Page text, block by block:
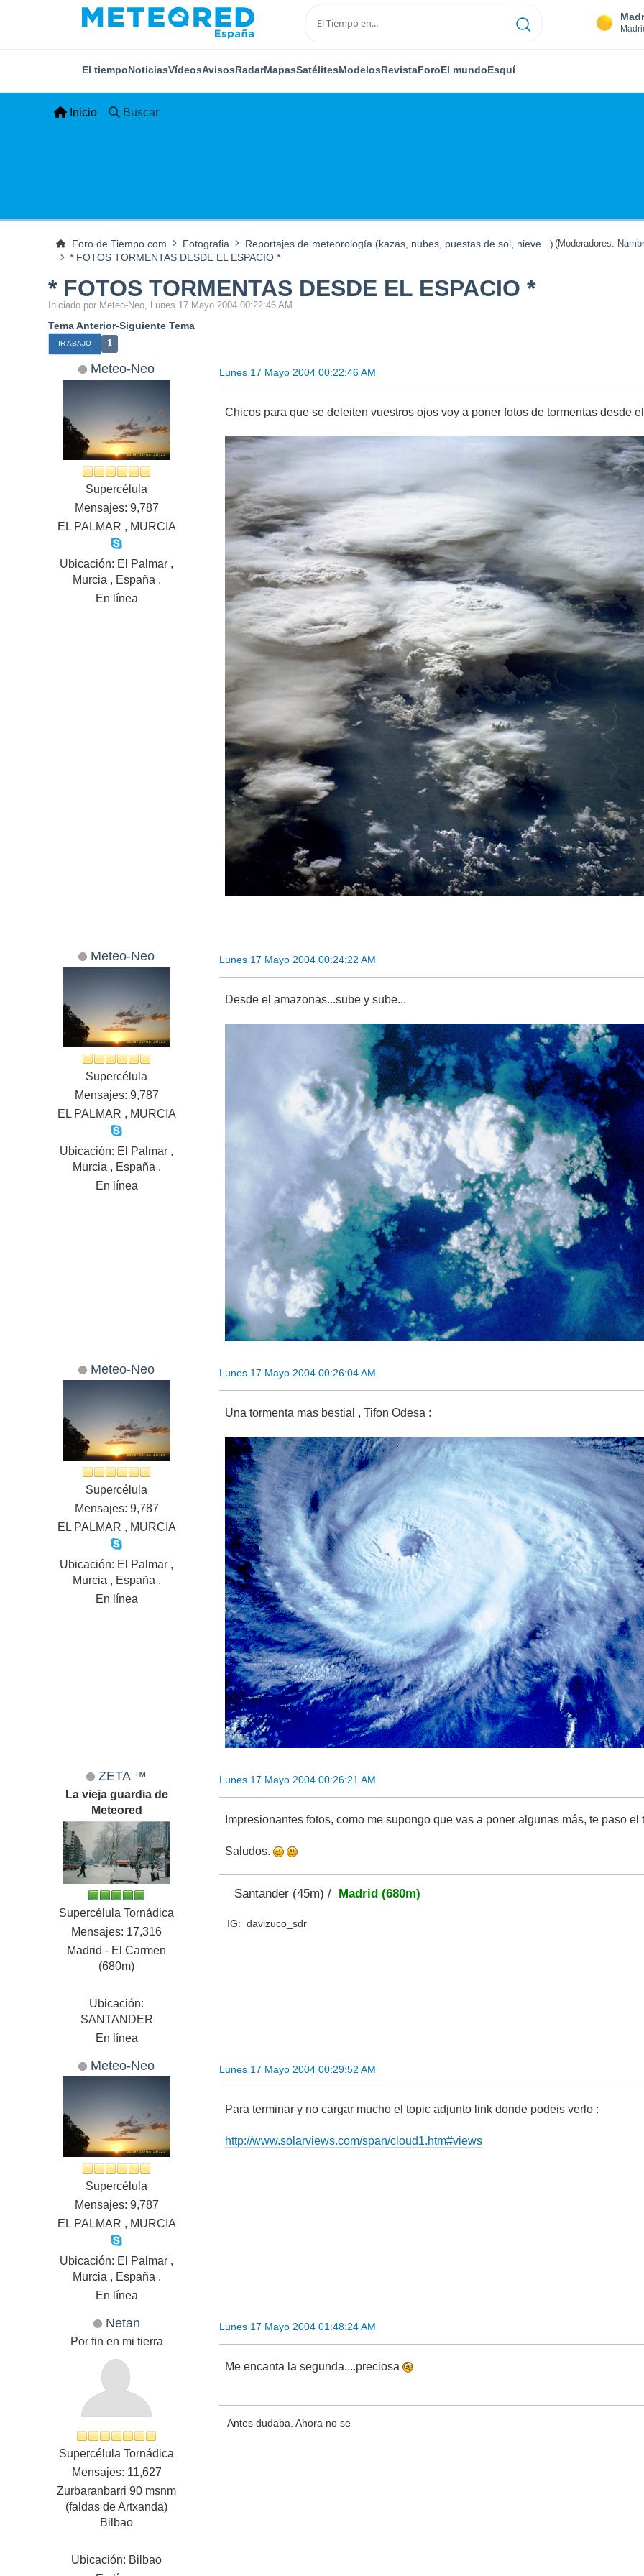
El tiempoNoticiasVídeosAvisosRadarMapasSatélitesModelosRevistaForoEl mundoEsquí
Inicio Buscar
Foro de Tiempo.com Fotografia Reportajes de meteorología (kazas, nubes, puestas de sol, nieve...) (Moderadores:
* FOTOS TORMENTAS DESDE EL ESPACIO *
* FOTOS TORMENTAS DESDE EL ESPACIO *
Iniciado por Meteo-Neo, Lunes 17 Mayo 2004 00:22:46 AM
Tema Anterior-Siguiente Tema
IR ABAJO 1
Meteo-Neo
Supercélula
Mensajes: 9,787
EL PALMAR , MURCIA
Ubicación: El Palmar ,
Murcia , España .
En línea
Lunes 17 Mayo 2004 00:22:46 AM
Chicos para que se deleiten vuestros ojos voy a poner fotos de tormentas desde
Meteo-Neo
Supercélula
Mensajes: 9,787
EL PALMAR , MURCIA
Ubicación: El Palmar ,
Murcia , España .
En línea
Lunes 17 Mayo 2004 00:24:22 AM
Desde el amazonas...sube y sube...
Meteo-Neo
Supercélula
Mensajes: 9,787
EL PALMAR , MURCIA
Ubicación: El Palmar ,
Murcia , España .
En línea
Lunes 17 Mayo 2004 00:26:04 AM
Una tormenta mas bestial , Tifon Odesa :
ZETA ™
La vieja guardia de
Meteored
Supercélula Tornádica
Mensajes: 17,316
Madrid - El Carmen
(680m)
Ubicación:
SANTANDER
En línea
Lunes 17 Mayo 2004 00:26:21 AM
Impresionantes fotos, como me supongo que vas a poner algunas más, te paso
Saludos.
Santander (45m) / Madrid (680m)
IG: davizuco_sdr
Meteo-Neo
Supercélula
Mensajes: 9,787
EL PALMAR , MURCIA
Ubicación: El Palmar ,
Murcia , España .
En línea
Lunes 17 Mayo 2004 00:29:52 AM
Para terminar y no cargar mucho el topic adjunto link donde podeis verlo :
http://www.solarviews.com/span/cloud1.htm#views
Netan
Por fin en mi tierra
Supercélula Tornádica
Mensajes: 11,627
Zurbaranbarri 90 msnm
(faldas de Artxanda)
Bilbao
Ubicación: Bilbao
Lunes 17 Mayo 2004 01:48:24 AM
Me encanta la segunda....preciosa
Antes dudaba. Ahora no se